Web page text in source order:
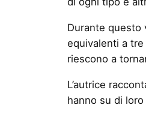
Durante questo
equivalenti a
riescono a
L’autrice
hanno su di